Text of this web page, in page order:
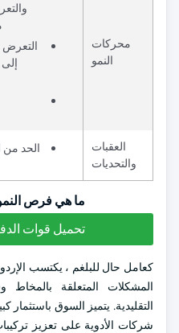
محركات
النمو
التعرض
العقبات
والتحديات
الحد من
ما هي فرص
تحميل قوات
كعامل حال للبلغم ، يكتسب
المشكلات المتعلقة بالمخاط
التقليدية. يتميز السوق
شركات الأدوية على تعزيز